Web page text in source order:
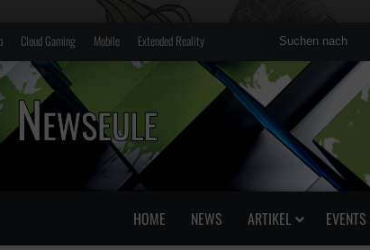
Cloud Gaming Mobile Extended Reality
HOME NEWS ARTIKEL EVENTS